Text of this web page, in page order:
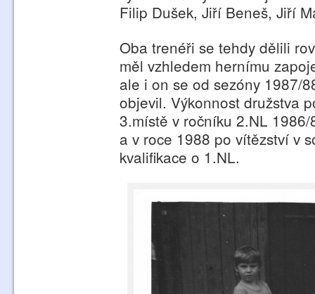
Filip Dušek, Jiří Beneš, Jiří
Oba trenéři se tehdy dělili
měl vzhledem hernímu
ale i on se od sezóny 1987/
objevil. Výkonnost družstva
3.místě v ročníku 2.NL
a v roce 1988 po vítězství v
kvalifikace o 1.NL.